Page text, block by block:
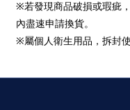
※若發現商品破損或瑕疵
內盡速申請換貨。
※屬個人衛生用品，拆封